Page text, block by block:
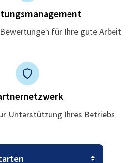
für Ihre gute Arbeit
Unterstützung Ihres Betriebs